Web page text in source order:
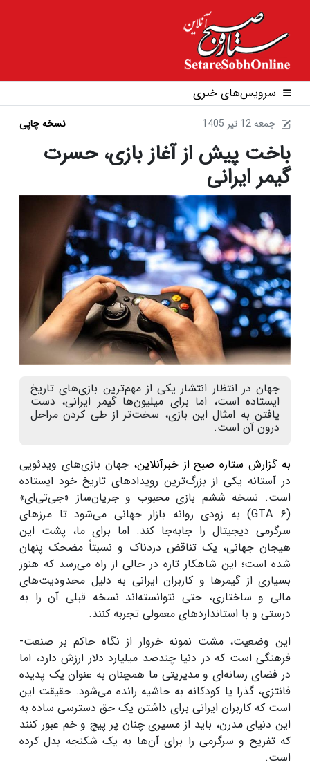
سرویس‌های خبری
1405 جمعه 12 تير نسخه چاپی
باخت پیش از آغاز بازی، حسرت
گیمر ایرانی
جهان در انتظار انتشار یکی از مهم‌ترین بازی‌های تاریخ
ایستاده است، اما برای میلیون‌ها گیمر ایرانی، دست
یافتن به امثال این بازی، سخت‌تر از طی کردن مراحل
درون آن است.
به گزارش ستاره صبح از خبرآنلاین، جهان بازی‌های ویدئویی
در آستانه یکی از بزرگ‌ترین رویدادهای تاریخ خود ایستاده
است. نسخه ششم بازی محبوب و جریان‌ساز «جی‌تی‌ای»
(GTA ۶) به زودی روانه بازار جهانی می‌شود تا مرزهای
سرگرمی دیجیتال را جابه‌جا کند. اما برای ما، پشت این
هیجان جهانی، یک تناقض دردناک و نسبتاً مضحک پنهان
شده است؛ این شاهکار تازه در حالی از راه می‌رسد که هنوز
بسیاری از گیمرها و کاربران ایرانی به دلیل محدودیت‌های
مالی و ساختاری، حتی نتوانسته‌اند نسخه قبلی آن را به
درستی و با استانداردهای معمولی تجربه کنند.
این وضعیت، مشت نمونه خروار از نگاه حاکم بر صنعت‌-
فرهنگی است که در دنیا چندصد میلیارد دلار ارزش دارد، اما
در فضای رسانه‌ای و مدیریتی ما همچنان به عنوان یک پدیده
فانتزی، گذرا یا کودکانه به حاشیه رانده می‌شود. حقیقت این
است که کاربران ایرانی برای داشتن یک حق دسترسی ساده به
این دنیای مدرن، باید از مسیری چنان پر پیچ و خم عبور کنند
که تفریح و سرگرمی را برای آن‌ها به یک شکنجه بدل کرده
است.